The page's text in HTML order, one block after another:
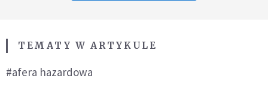
TEMATY W ARTYKULE
#afera hazardowa